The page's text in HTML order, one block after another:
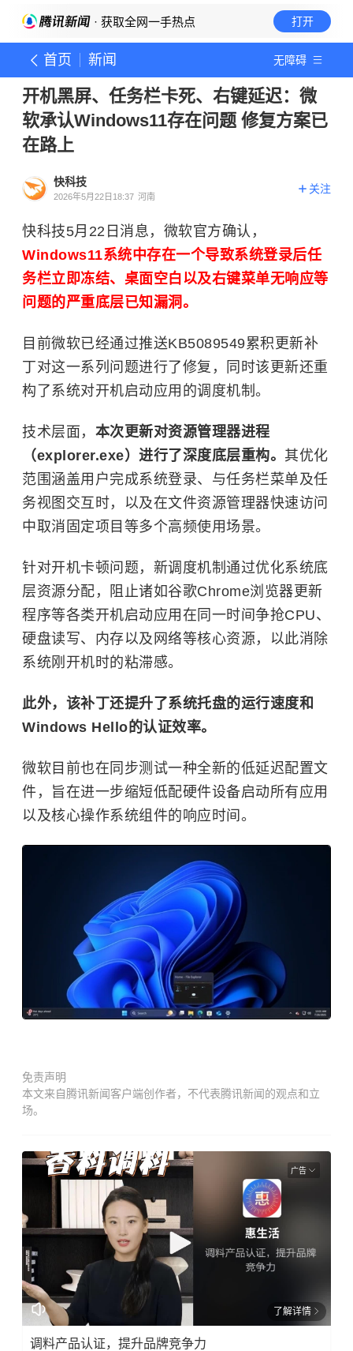
· 获取全网一手热点 打开
首页 新闻 无障碍
开机黑屏、任务栏卡死、右键延迟：微
软承认Windows11存在问题 修复方案已
在路上
快科技
2026年5月22日18:37 河南
关注
快科技5月22日消息，微软官方确认，
Windows11系统中存在一个导致系统登录后任
务栏立即冻结、桌面空白以及右键菜单无响应等
问题的严重底层已知漏洞。
目前微软已经通过推送KB5089549累积更新补
丁对这一系列问题进行了修复，同时该更新还重
构了系统对开机启动应用的调度机制。
技术层面， 本次更新对资源管理器进程
（explorer.exe）进行了深度底层重构。 其优化
范围涵盖用户完成系统登录、与任务栏菜单及任
务视图交互时，以及在文件资源管理器快速访问
中取消固定项目等多个高频使用场景。
针对开机卡顿问题，新调度机制通过优化系统底
层资源分配，阻止诸如谷歌Chrome浏览器更新
程序等各类开机启动应用在同一时间争抢CPU、
硬盘读写、内存以及网络等核心资源，以此消除
系统刚开机时的粘滞感。
此外，该补丁还提升了系统托盘的运行速度和
Windows Hello的认证效率。
微软目前也在同步测试一种全新的低延迟配置文
件，旨在进一步缩短低配硬件设备启动所有应用
以及核心操作系统组件的响应时间。
免责声明
本文来自腾讯新闻客户端创作者，不代表腾讯新闻的观点和立
场。
广告
了解详情
调料产品认证，提升品牌竞争力